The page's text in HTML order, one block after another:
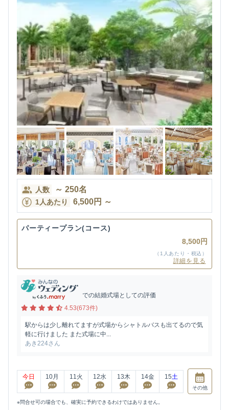
人数 ～ 250名
1人あたり 6,500円 ～
パーティープラン(コース)
8,500円
（1人あたり・税込）
詳細を見る
での結婚式場としての評価
4.53(673件)
駅からは少し離れてますが式場からシャトルバスも出てるので気
軽に行けました また式場に中...
あき224さん
今日 10月 11 火 12水 13木 14金 15土
その他
※問合せ可の場合でも、確実に予約できるわけではありません。